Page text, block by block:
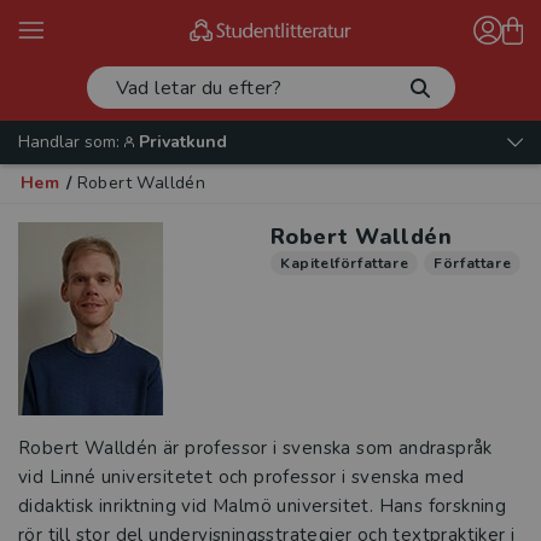
Handlar som:
Privatkund
Hem / Robert Walldén
Robert Walldén
Kapitelförfattare Författare
Robert Walldén är professor i svenska som andraspråk
vid Linné universitetet och professor i svenska med
didaktisk inriktning vid Malmö universitet. Hans forskning
rör till stor del undervisningsstrategier och textpraktiker i